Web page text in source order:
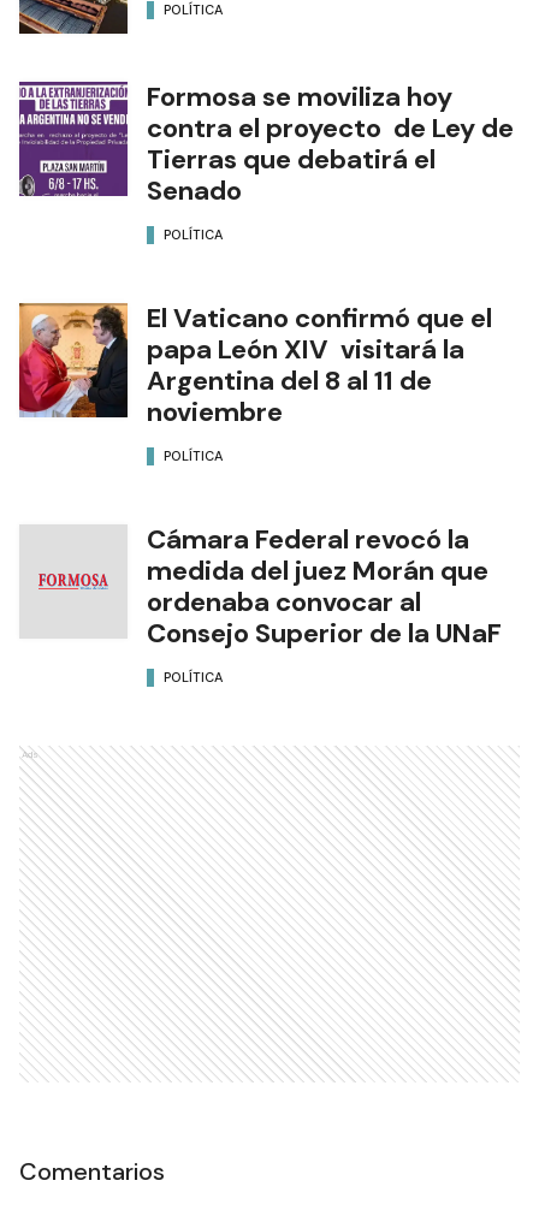
POLÍTICA
Formosa se moviliza hoy
contra el proyecto de Ley de
Tierras que debatirá el
Senado
POLÍTICA
El Vaticano confirmó que el
papa León XIV visitará la
Argentina del 8 al 11 de
noviembre
POLÍTICA
Cámara Federal revocó la
medida del juez Morán que
ordenaba convocar al
Consejo Superior de la UNaF
POLÍTICA
Ads
Comentarios